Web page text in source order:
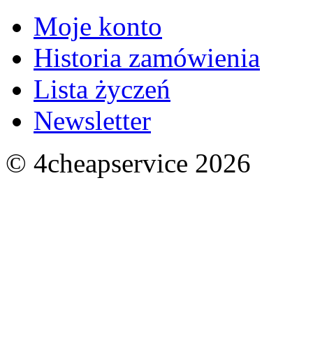
Moje konto
Historia zamówienia
Lista życzeń
Newsletter
© 4cheapservice 2026